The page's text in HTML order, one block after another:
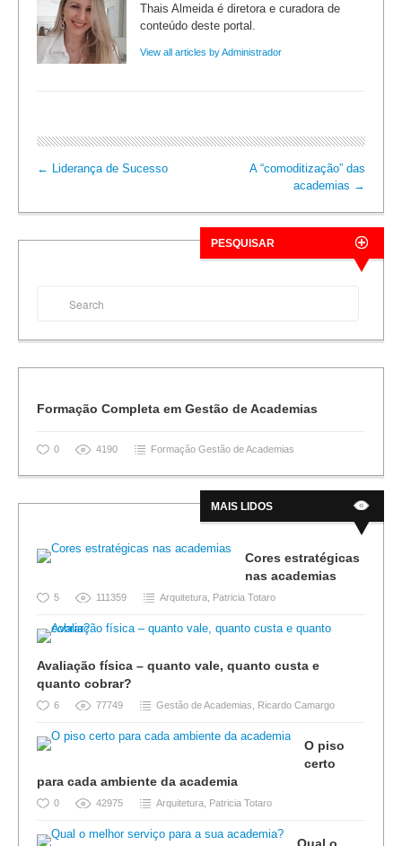
Thais Almeida é diretora e curadora de
conteúdo deste portal.
View all articles by Administrador
← Liderança de Sucesso
A “comoditização” das
academias →
PESQUISAR
Formação Completa em Gestão de Academias
0 4190 Formação Gestão de Academias
MAIS LIDOS
Cores estratégicas
nas academias
5 111359 Arquitetura Patricia Totaro
Avaliação física – quanto vale, quanto custa e
quanto cobrar?
6 77749 Gestão de Academias Ricardo Camargo
O piso
certo
para cada ambiente da academia
0 42975 Arquitetura Patricia Totaro